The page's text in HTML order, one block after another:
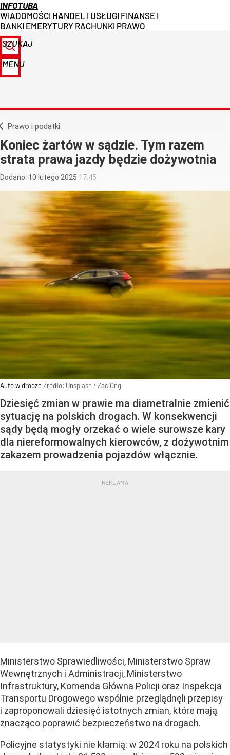
INFOTUBA
WIADOMOŚCI HANDEL I USŁUGI FINANSE I
BANKI EMERYTURY RACHUNKI PRAWO
SZUKAJ
MENU
Prawo i podatki
Koniec żartów w sądzie. Tym razem
strata prawa jazdy będzie dożywotnia
Dodano: 10 lutego 2025 17:45
Auto w drodzeŹródło: Unsplash / Zac Ong
Dziesięć zmian w prawie ma diametralnie zmienić
sytuację na polskich drogach. W konsekwencji
sądy będą mogły orzekać o wiele surowsze kary
dla niereformowalnych kierowców, z dożywotnim
zakazem prowadzenia pojazdów włącznie.
Ministerstwo Sprawiedliwości, Ministerstwo Spraw
Wewnętrznych i Administracji, Ministerstwo
Infrastruktury, Komenda Główna Policji oraz Inspekcja
Transportu Drogowego wspólnie przeglądnęli przepisy
i zaproponowali dziesięć istotnych zmian, które mają
znacząco poprawić bezpieczeństwo na drogach.
Policyjne statystyki nie kłamią: w 2024 roku na polskich